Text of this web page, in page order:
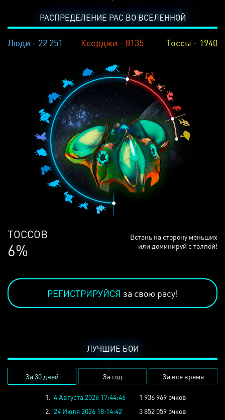
РАСПРЕДЕЛЕНИЕ РАС ВО ВСЕЛЕННОЙ
Люди - 22 251 Ксерджи - 8135 Тоссы - 1940
ЛЮДЕЙ
68%
Встань на сторону меньших
или доминируй с толпой!
РЕГИСТРИРУЙСЯ за свою расу!
ЛУЧШИЕ БОИ
За 30 дней За год За все время
1. 4 Августа 2026 17:44:46
1 936 969 очков
2. 24 Июля 2026 18:14:42
3 852 059 очков